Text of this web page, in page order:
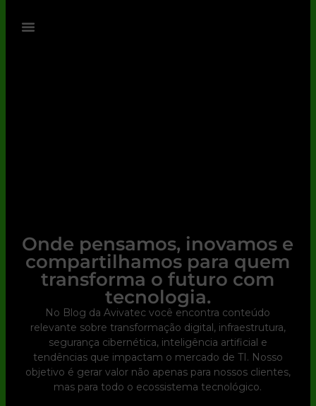
Onde pensamos, inovamos e
compartilhamos para quem
transforma o futuro com
tecnologia.
No Blog da Avivatec você encontra conteúdo
relevante sobre transformação digital, infraestrutura,
segurança cibernética, inteligência artificial e
tendências que impactam o mercado de TI. Nosso
objetivo é gerar valor não apenas para nossos clientes,
mas para todo o ecossistema tecnológico.